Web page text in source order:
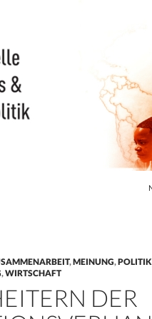
,MEINUNG,POLITIK
,WIRTSCHAFT
DER